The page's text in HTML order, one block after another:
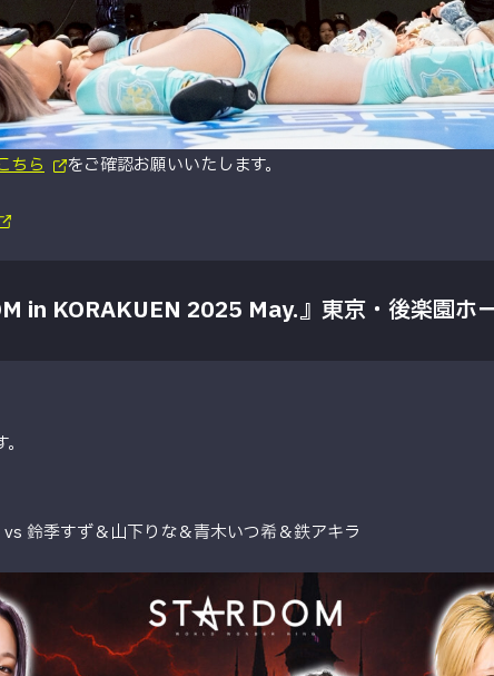
ちら をご確認お願いいたします。
in KORAKUEN 2025 May.』 東京・後楽園ホ
鈴季すず＆山下りな＆青木いつ希＆鉄アキラ